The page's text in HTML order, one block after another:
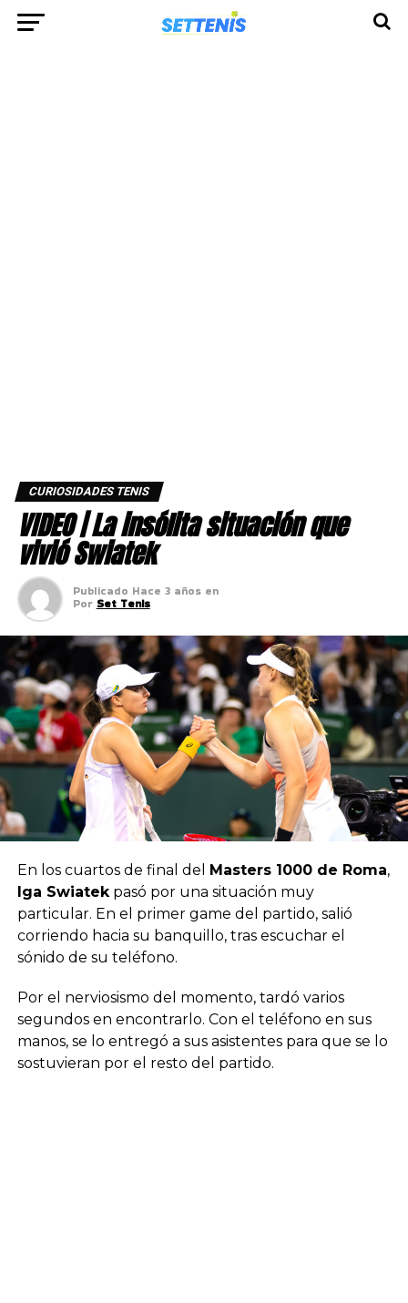
CURIOSIDADES TENIS
VIDEO | La insólita situación que
vivió Swiatek
Publicado Hace 3 años en
Por Set Tenis
En los cuartos de final del Masters 1000 de Roma,
Iga Swiatekpasó por una situación muy
particular. En el primer game del partido, salió
corriendo hacia su banquillo, tras escuchar el
sónido de su teléfono.
Por el nerviosismo del momento, tardó varios
segundos en encontrarlo. Con el teléfono en sus
manos, se lo entregó a sus asistentes para que se lo
sostuvieran por el resto del partido.